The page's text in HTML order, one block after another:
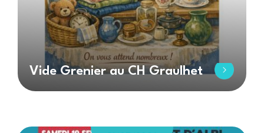
Vide Grenier au CH Graulhet